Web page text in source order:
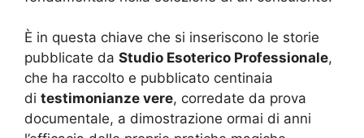
È in questa chiave che si inseriscono le storie
pubblicate da Studio Esoterico Professionale,
che ha raccolto e pubblicato centinaia
di testimonianze vere, corredate da prova
documentale, a dimostrazione ormai di anni